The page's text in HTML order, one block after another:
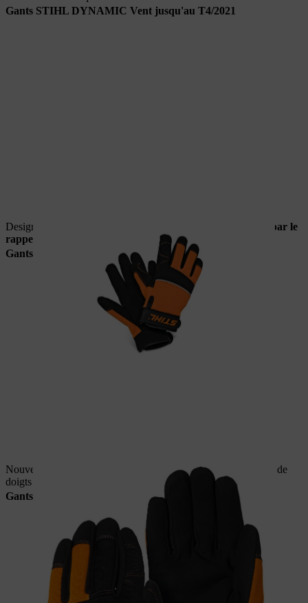
Gants STIHL DYNAMIC Vent jusqu'au T4/2021
Design d'origine avec trois dos de doigts oranges.
Concerné par le
rappel.
Gants STIHL DYNAMIC Vent à partir du T2/2022
Nouveau design à partir de Q2/2022 avec seulement deux dos de
doigts oranges.
concerné par le rappel.
Gants STIHL ADVANCE Ergo MS jusqu'au T4/2021